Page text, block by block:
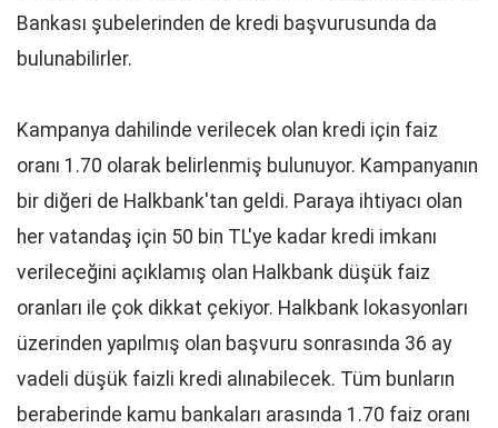
Bankası şubelerinden de kredi başvurusunda da
bulunabilirler.
Kampanya dahilinde verilecek olan kredi için faiz
oranı 1.70 olarak belirlenmiş bulunuyor. Kampanyanın
bir diğeri de Halkbank'tan geldi. Paraya ihtiyacı olan
her vatandaş için 50 bin TL'ye kadar kredi imkanı
verileceğini açıklamış olan Halkbank düşük faiz
oranları ile çok dikkat çekiyor. Halkbank lokasyonları
üzerinden yapılmış olan başvuru sonrasında 36 ay
vadeli düşük faizli kredi alınabilecek. Tüm bunların
beraberinde kamu bankaları arasında 1.70 faiz oranı